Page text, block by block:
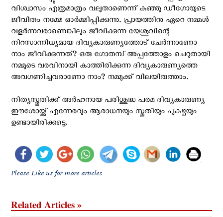
വിശ്വാസം എത്രമാത്രം വലുതാണെന്ന് കുഞ്ഞു ഡീഗോയുടെ
ജീവിതം നമ്മേ ഓര്‍മ്മിപ്പിക്കുന്നു. പ്രായത്തിനു ഏറെ നമ്മള്‍
വളര്‍ന്നവരാണെങ്കിലും ജീവിക്കുന്ന യേശുവിന്റെ
നിറസാന്നിധ്യമായ ദിവ്യകാരുണ്യത്തോട് ചേര്‍ന്നാണോ
നാം ജീവിക്കുന്നത്? ഒരു ഗോതമ്പ് അപ്പത്തോളം ചെറുതായി
നമ്മുടെ വരവിനായി കാത്തിരിക്കുന്ന ദിവ്യകാരുണ്യത്തെ
അവഗണിച്ചവരാണോ നാം? നമ്മുക്ക് വിലയിരുത്താം.
നിത്യസ്തുതിക്ക് അര്‍ഹനായ പരിശുദ്ധ പരമ ദിവ്യകാരുണ്യ
ഈശോയ്ക്ക് എന്നേരവും ആരാധനയും സ്തുതിയും പുകഴ്ചയും
ഉണ്ടായിരിക്കട്ടെ.
Please Like us for more articles
Related Articles »